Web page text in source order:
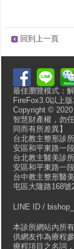
回到上一頁
最佳瀏覽模式：
FireFox3.0以上
Copyright ©
智慧財產權，勿
同而有所差異】
台北教主整形診
安區和平東路一
台北教主醫美診
安區和平東路一
台中教主整形醫
屯區大隆路168號
LINE ID /
本診所網站內所
供網友作為療程
療程項目之名詞